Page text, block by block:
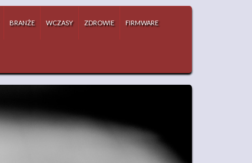
BRANŻE WCZASY ZDROWIE FIRMWARE